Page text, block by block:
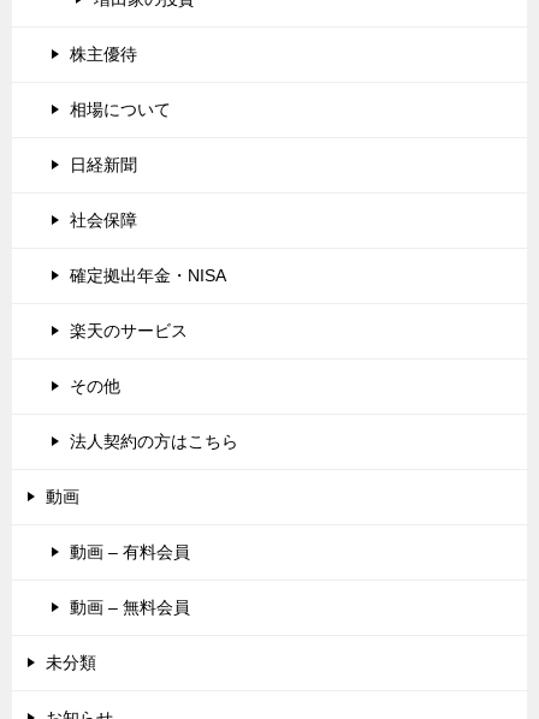
株主優待
相場について
日経新聞
社会保障
確定拠出年金・NISA
楽天のサービス
その他
法人契約の方はこちら
動画
動画 – 有料会員
動画 – 無料会員
未分類